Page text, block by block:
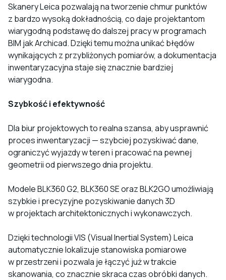
Skanery Leica pozwalają na tworzenie chmur punktów
z bardzo wysoką dokładnością, co daje projektantom
wiarygodną podstawę do dalszej pracy w programach
BIM jak Archicad. Dzięki temu można unikać błędów
wynikających z przybliżonych pomiarów, a dokumentacja
inwentaryzacyjna staje się znacznie bardziej
wiarygodna.
Szybkość i efektywność
Dla biur projektowych to realna szansa, aby usprawnić
proces inwentaryzacji — szybciej pozyskiwać dane,
ograniczyć wyjazdy w teren i pracować na pewnej
geometrii od pierwszego dnia projektu.
Modele BLK360 G2, BLK360 SE oraz BLK2GO umożliwiają
szybkie i precyzyjne pozyskiwanie danych 3D
w projektach architektonicznych i wykonawczych.
Dzięki technologii VIS (Visual Inertial System) Leica
automatycznie lokalizuje stanowiska pomiarowe
w przestrzeni i pozwala je łączyć już w trakcie
skanowania, co znacznie skraca czas obróbki danych.